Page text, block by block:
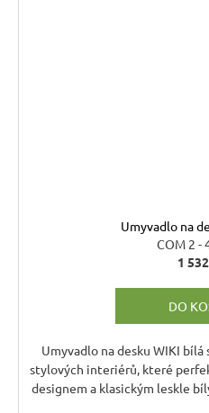
Umyvadlo na
COM 2 -
1
DO
Umyvadlo na desku WIKI
stylových interiérů, které
designem a klasickým leskle